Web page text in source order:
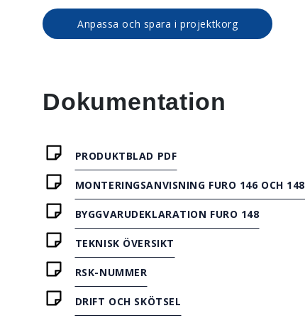
Anpassa och spara i projektkorg
Dokumentation
PRODUKTBLAD PDF
MONTERINGSANVISNING FURO 146 OCH 148
BYGGVARUDEKLARATION FURO 148
TEKNISK ÖVERSIKT
RSK-NUMMER
DRIFT OCH SKÖTSEL